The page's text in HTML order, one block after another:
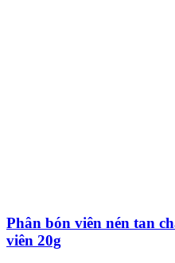
Phân bón viên nén tan
viên 20g